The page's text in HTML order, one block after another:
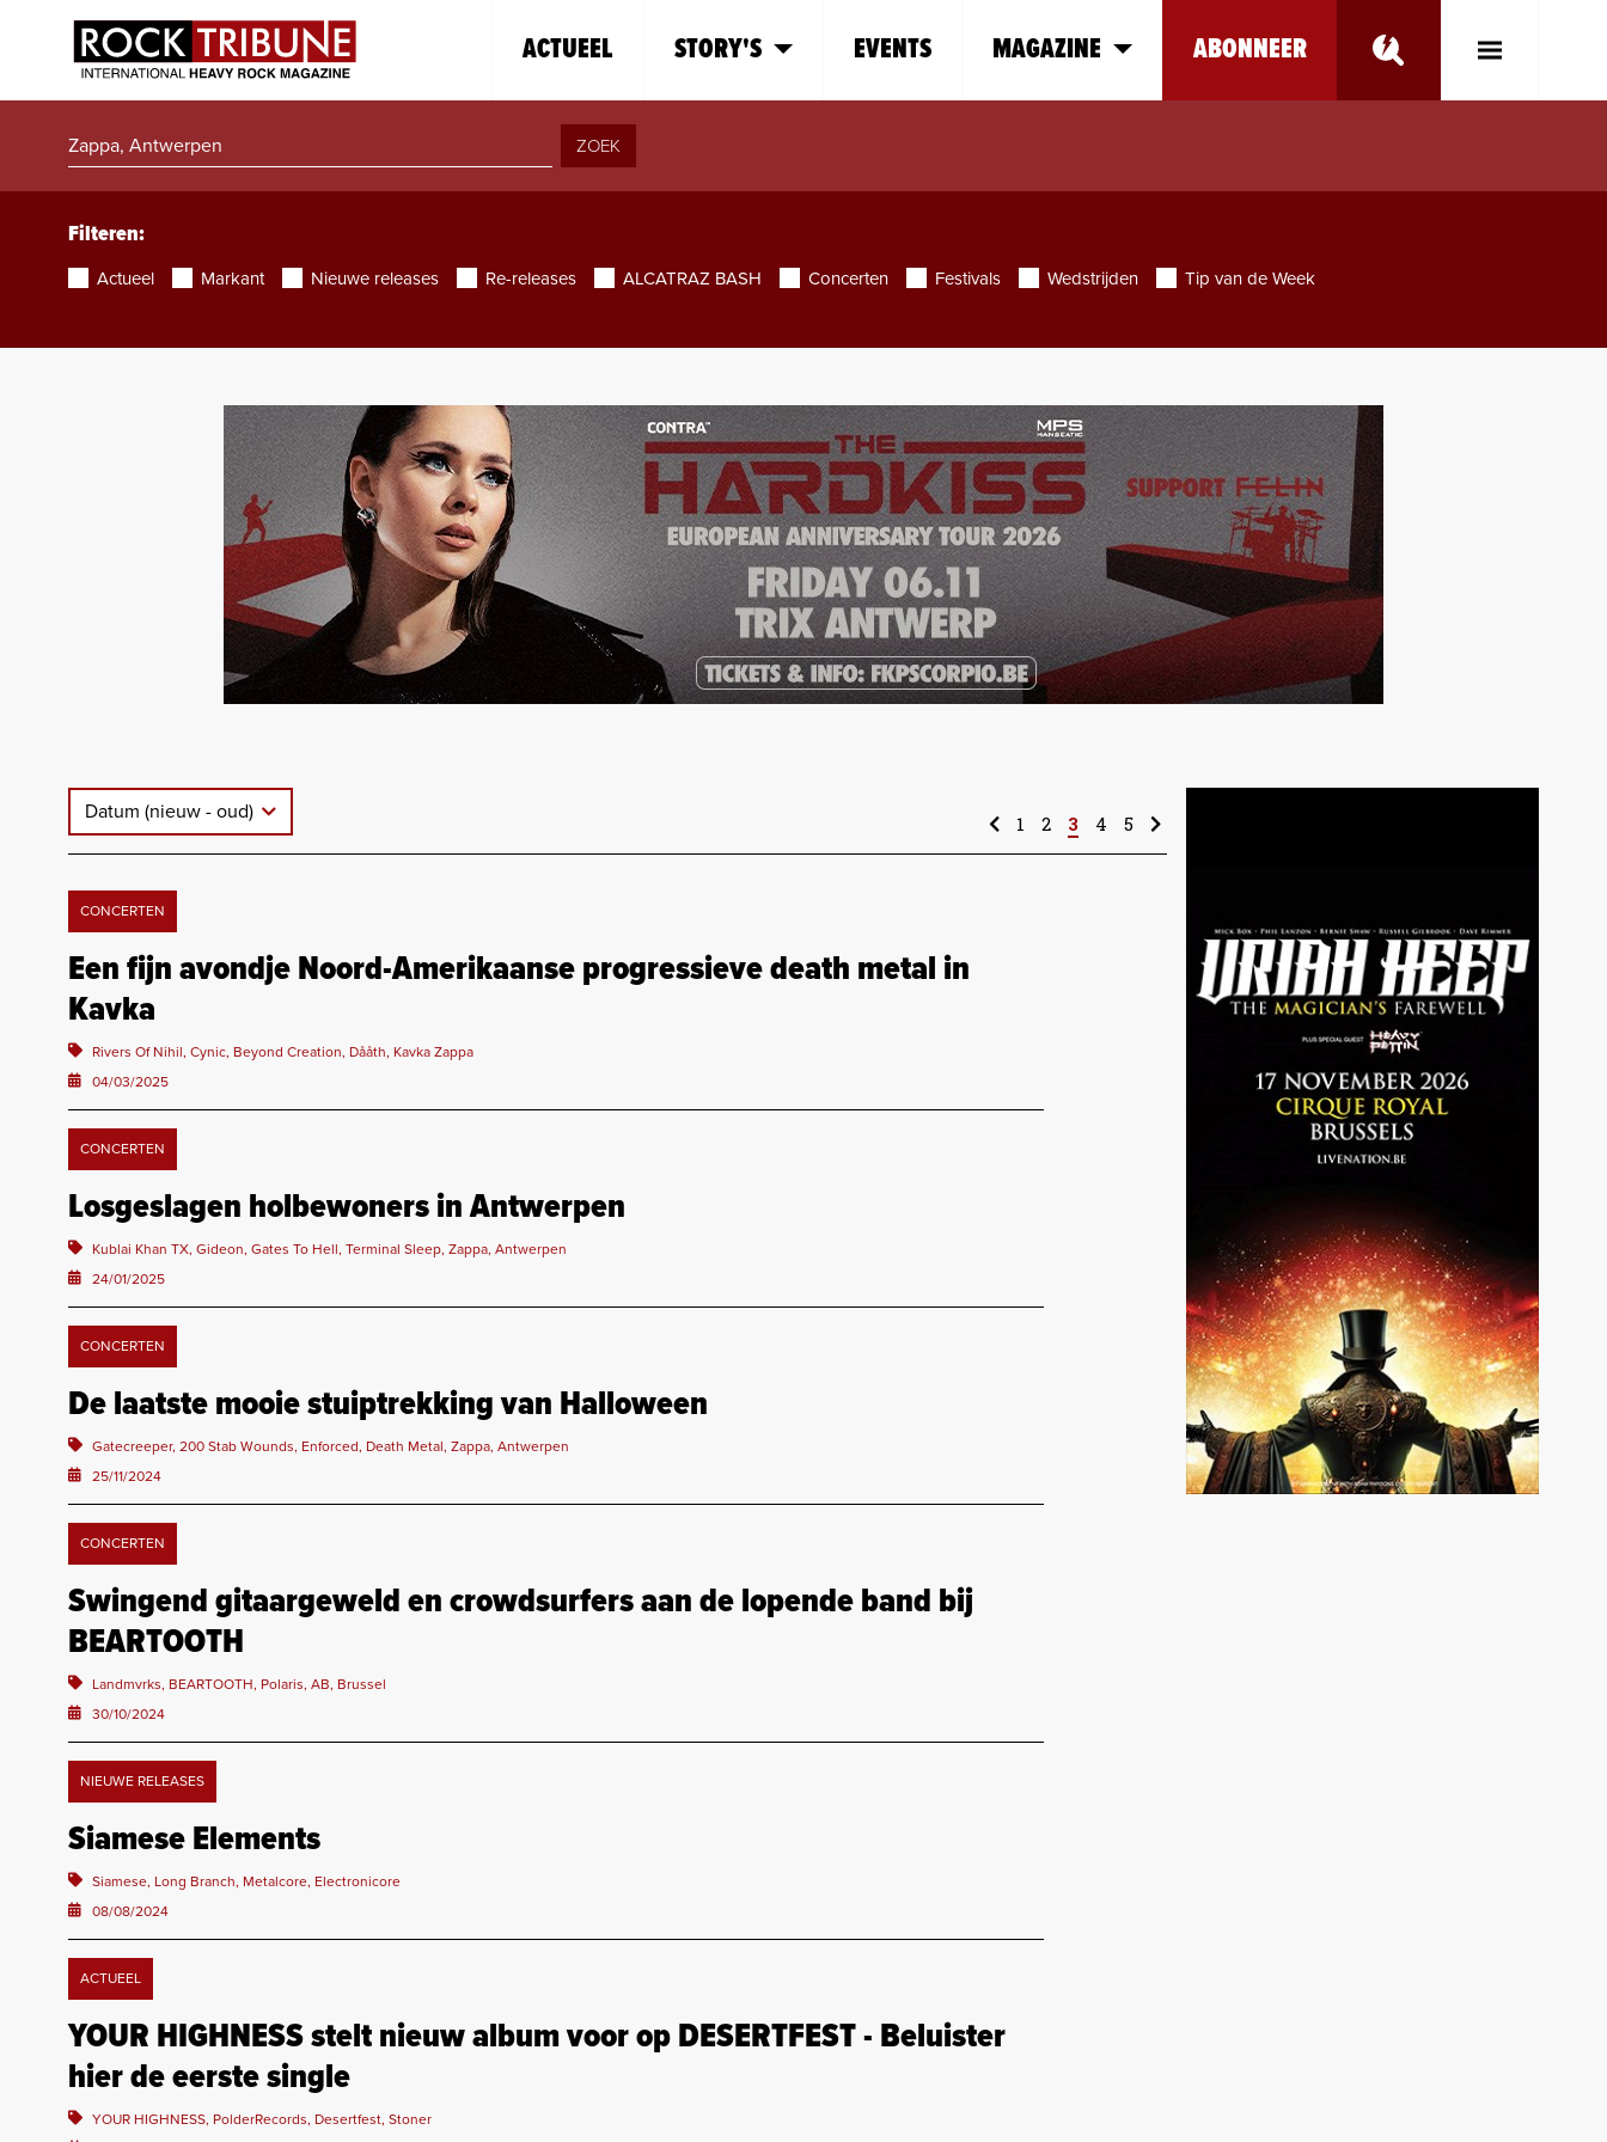
ACTUEEL STORY'S EVENTS MAGAZINE ABONNEER
Toggle
ZOEK
Filteren:
Actueel Markant Nieuwe releases Re-releases ALCATRAZ BASH Concerten Festivals Wedstrijden Tip van de Week
Datum (nieuw - oud) 1 2 3 4 5
CONCERTEN
Een fijn avondje Noord-Amerikaanse progressieve death metal in
Kavka
Rivers Of Nihil, Cynic, Beyond Creation, Dååth, Kavka Zappa
04/03/2025
CONCERTEN
Losgeslagen holbewoners in Antwerpen
Kublai Khan TX, Gideon, Gates To Hell, Terminal Sleep, Zappa, Antwerpen
24/01/2025
CONCERTEN
De laatste mooie stuiptrekking van Halloween
Gatecreeper, 200 Stab Wounds, Enforced, Death Metal, Zappa, Antwerpen
25/11/2024
CONCERTEN
Swingend gitaargeweld en crowdsurfers aan de lopende band bij
BEARTOOTH
Landmvrks, BEARTOOTH, Polaris, AB, Brussel
30/10/2024
NIEUWE RELEASES
Siamese Elements
Siamese, Long Branch, Metalcore, Electronicore
08/08/2024
ACTUEEL
YOUR HIGHNESS stelt nieuw album voor op DESERTFEST - Beluister
hier de eerste single
YOUR HIGHNESS, PolderRecords, Desertfest, Stoner